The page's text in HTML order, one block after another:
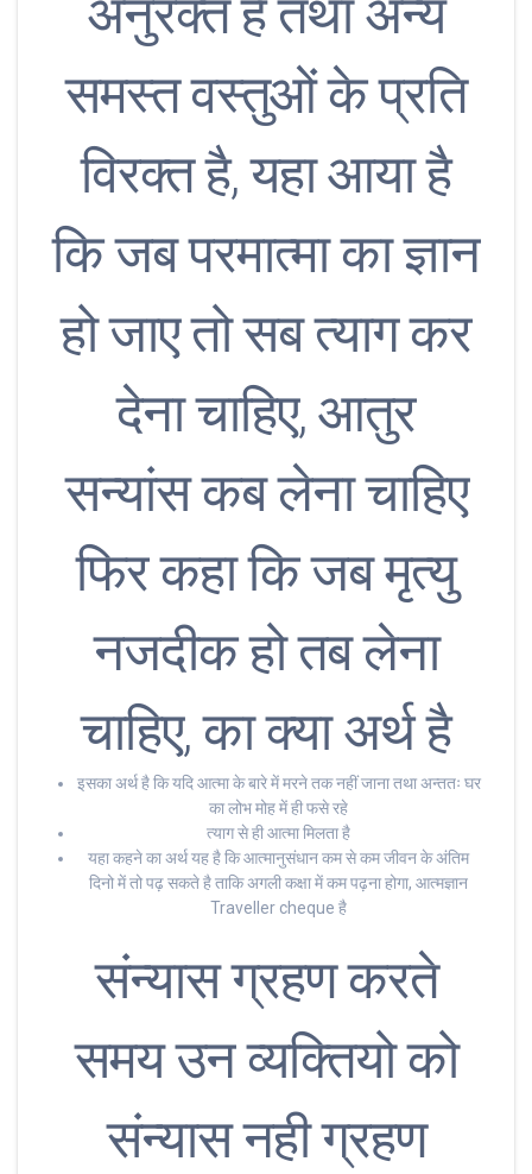
अनुरक्त है तथा अन्य
समस्त वस्तुओं के प्रति
विरक्त है, यहा आया है
कि जब परमात्मा का ज्ञान
हो जाए तो सब त्याग कर
देना चाहिए, आतुर
सन्यांस कब लेना चाहिए
फिर कहा कि जब मृत्यु
नजदीक हो तब लेना
चाहिए, का क्या अर्थ है
इसका अर्थ है कि यदि आत्मा के बारे में मरने तक नहीं जाना तथा अन्ततः घर
का लोभ मोह में ही फसे रहे
त्याग से ही आत्मा मिलता है
यहा कहने का अर्थ यह है कि आत्मानुसंधान कम से कम जीवन के अंतिम
दिनो में तो पढ़ सकते है ताकि अगली कक्षा में कम पढ़ना होगा, आत्मज्ञान
Traveller cheque है
संन्यास ग्रहण करते
समय उन व्यक्तियो को
संन्यास नही ग्रहण